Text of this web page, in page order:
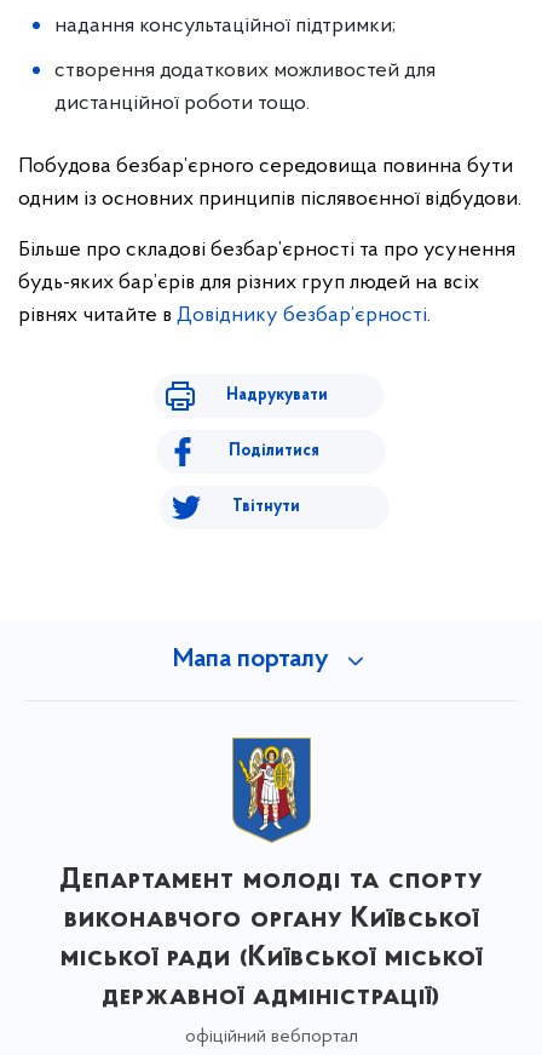
надання консультаційної підтримки;
створення додаткових можливостей для
дистанційної роботи тощо.
Побудова безбар’єрного середовища повинна бути
одним із основних принципів післявоєнної відбудови.
Більше про складові безбар’єрності та про усунення
будь-яких бар’єрів для різних груп людей на всіх
рівнях читайте в Довіднику безбар’єрності.
Надрукувати
Поділитися
Твітнути
Мапа порталу
Департамент молоді та спорту
виконавчого органу Київської
міської ради (Київської міської
державної адміністрації)
офіційний вебпортал